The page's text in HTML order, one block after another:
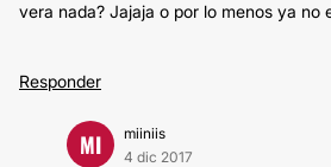
vera nada? Jajaja o por lo menos ya no
Responder
MI
miiniis
4 dic 2017